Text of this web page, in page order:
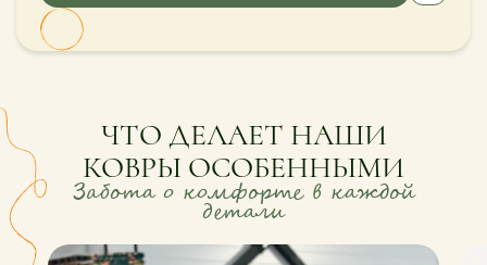
Забота о комфорте в каждой
детали
ЧТО ДЕЛАЕТ НАШИ
КОВРЫ ОСОБЕННЫМИ